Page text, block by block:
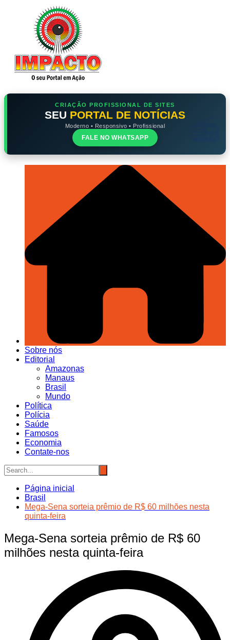
conteúdo
CRIAÇÃO PROFISSIONAL DE SITES
SEU PORTAL DE NOTÍCIAS
Moderno • Responsivo • Profissional
FALE NO WHATSAPP
Sobre nós
Editorial
Amazonas
Manaus
Brasil
Mundo
Política
Polícia
Saúde
Famosos
Economia
Contate-nos
Página inicial
Brasil
Mega-Sena sorteia prêmio de R$ 60 milhões nesta
quinta-feira
Mega-Sena sorteia prêmio de R$ 60
milhões nesta quinta-feira